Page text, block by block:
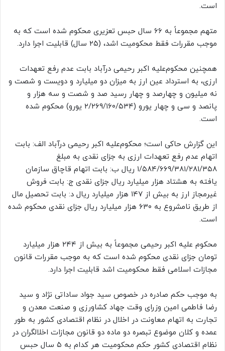
است.
متهم مجموعاً به ۶۶ سال حبس تعزیری محکوم شده است که به
موجب مقررات فقط محکومیت اشد، (۲۵ سال) قابلیت اجرا دارد.
همچنین محکوم‌علیه اکبر رحیمی درآباد بابت عدم رفع تعهدات
ارزی، به استرداد عین ارز به میزان دو میلیارد و دویست و شصت و
نه میلیون و چهارصد و چهار رسید صد و شصت و سه هزار و
پانصد و سی و چهار یورو (۲/۲۶۹/۱۶۰/۵۳۴ یورو) محکوم شده
است.
این گزارش حاکی است؛ محکوم‌علیه اکبر رحیمی درآباد الف: بابت
اتهام عدم رفع تعهدات ارزی به جزای نقدی به مبلغ
۱/۵۸۴/۶۶۹/۳۸۱/۲۸۱/۳۵۸ ریال ب: بابت اتهام قاچاق سازمان
یافته به هشتاد هزار میلیارد ریال جزای نقدی ج: بابت فروش
غیرمجاز ارز به بیش از ۱۴۷ هزار میلیارد ریال د: بابت تحصیل مال
از طریق نامشروع به ۶۳۰ هزار میلیارد ریال جزای نقدی محکوم شده
است.
محکوم علیه اکبر رحیمی مجموعاً به بیش از ۲۴۴ هزار میلیارد
تومان جزای نقدی محکوم شده است که به موجب مقررات قانون
مجازات اسلامی فقط محکومیت اشد قابلیت اجرا دارد.
به موجب حکم صادره در خصوص سید جواد ساداتی نژاد و سید
رضا فاطمی امین وزرای وقت جهاد کشاورزی و صنعت معدن و
تجارت به اتهام معاونت در اخلال در نظام اقتصادی کشور به طور
عمده و کلان موضوع تبصره دو ماده دو قانون مجازات اخلالگران در
نظام اقتصادی کشور حکم محکومیت هر کدام به ۵ سال حبس